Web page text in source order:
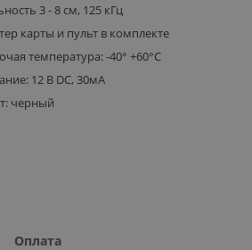
3 - 8 см, 125 кГц
карты и пульт в комплекте
температура: -40° +60°С
12 В DC, 30мА
черный
Оплата